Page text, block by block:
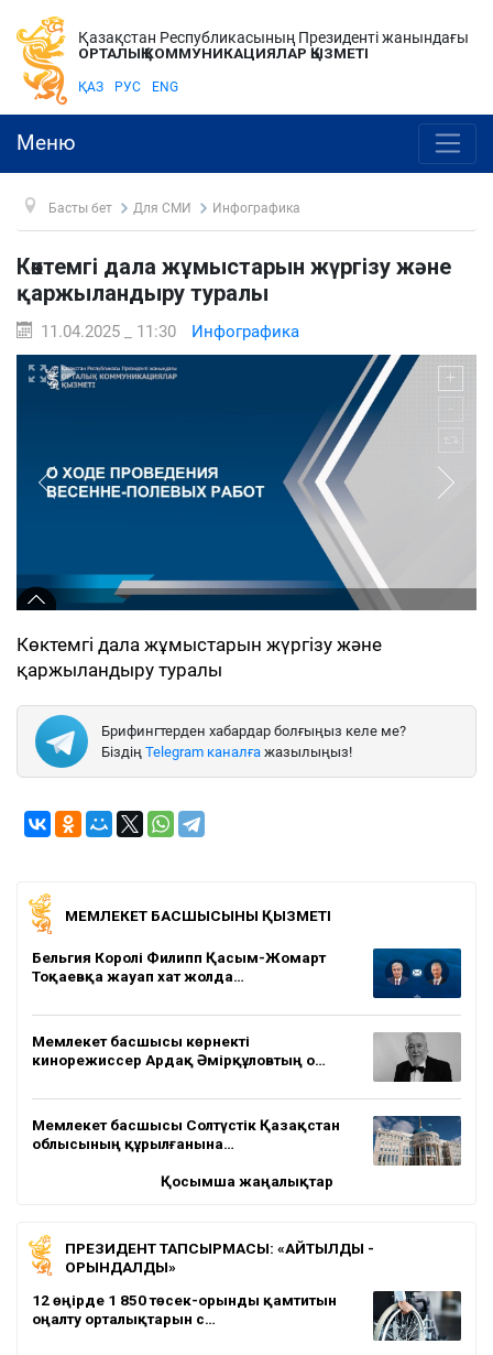
Қазақстан Республикасының Президенті жанындағы
ОРТАЛЫҚ КОММУНИКАЦИЯЛАР ҚЫЗМЕТІ
ҚАЗ РУС ENG
Меню
Басты бет Для СМИ Инфографика
Көктемгі дала жұмыстарын жүргізу және
қаржыландыру туралы
11.04.2025 _ 11:30 Инфографика
Көктемгі дала жұмыстарын жүргізу және
қаржыландыру туралы
Брифингтерден хабардар болғыңыз келе ме?
Біздің Telegram каналға жазылыңыз!
МЕМЛЕКЕТ БАСШЫСЫНЫҢ ҚЫЗМЕТІ
Бельгия Королі Филипп Қасым-Жомарт
Тоқаевқа жауап хат жолда…
Мемлекет басшысы көрнекті
кинорежиссер Ардақ Әмірқұловтың о…
Мемлекет басшысы Солтүстік Қазақстан
облысының құрылғанына…
Қосымша жаңалықтар
ПРЕЗИДЕНТ ТАПСЫРМАСЫ: «АЙТЫЛДЫ -
ОРЫНДАЛДЫ»
12 өңірде 1 850 төсек-орынды қамтитын
оңалту орталықтарын с…